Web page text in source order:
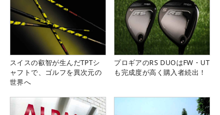
スイスの叡智が生んだTPTシ
ャフトで、ゴルフを異次元の
世界へ
プロギアのRS DUOはFW・UT
も完成度が高く購入者続出！